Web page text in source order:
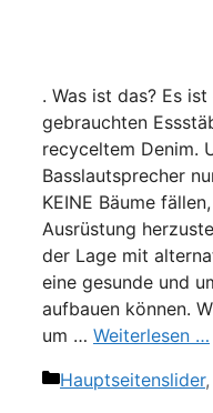
. Was ist das? Es
gebrauchten
recyceltem Denim.
Basslautsprecher
KEINE Bäume
Ausrüstung
der Lage mit
eine gesunde und
aufbauen können.
um … Weiterlesen …
Kategorien
Hauptseitenslider,